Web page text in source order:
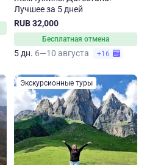
Лучшее за 5 дней
RUB 32,000
Бесплатная отмена
5 дн. 6—10 августа +16
Экскурсионные туры